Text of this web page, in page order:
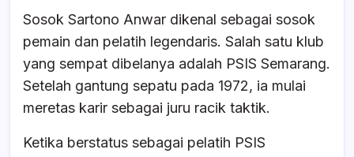
Sosok Sartono Anwar dikenal sebagai sosok
pemain dan pelatih legendaris. Salah satu klub
yang sempat dibelanya adalah PSIS Semarang.
Setelah gantung sepatu pada 1972, ia mulai
meretas karir sebagai juru racik taktik.
Ketika berstatus sebagai pelatih PSIS